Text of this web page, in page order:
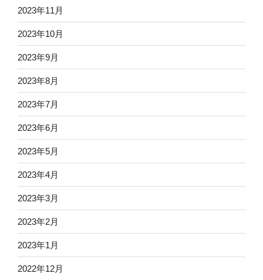
2023年11月
2023年10月
2023年9月
2023年8月
2023年7月
2023年6月
2023年5月
2023年4月
2023年3月
2023年2月
2023年1月
2022年12月